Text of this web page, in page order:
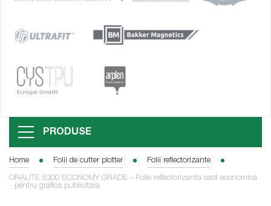
PRODUSE
Home Folii de cutter plotter Folii reflectorizante
ORALITE 5200 ECONOMY GRADE - Folie reflectorizanta cast economica
- pentru grafica publicitara